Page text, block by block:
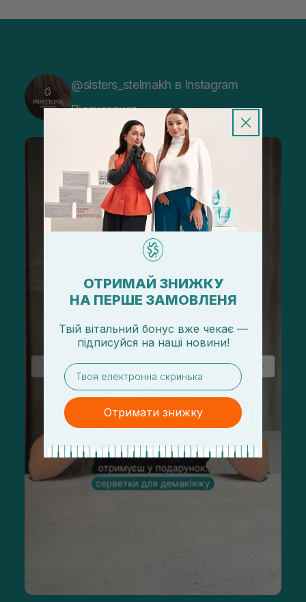
@sisters_stelmakh в Instagram
Підписатися
ОТРИМАЙ ЗНИЖКУ
НА ПЕРШЕ ЗАМОВЛЕНЯ
Твій вітальний бонус вже чекає —
підписуйся на наші новини!
email
Отримати знижку